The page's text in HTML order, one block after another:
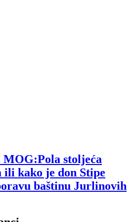
stoljeća
ili kako je don Stipe
baštinu Jurlinovih